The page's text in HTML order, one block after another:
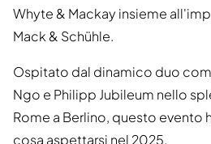
Whyte & Mackay insieme
Mack & Schühle.
Ospitato dal dinamico duo
Ngo e Philipp Jubileum nello
Rome a Berlino, questo evento
cosa aspettarsi nel 2025.